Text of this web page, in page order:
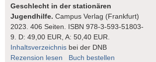
Geschlecht in der stationären
Jugendhilfe.Campus Verlag (Frankfurt)
2023. 406 Seiten. ISBN 978-3-593-51803-
9. D: 49,00 EUR, A: 50,40 EUR.
Inhaltsverzeichnis bei der DNB
Rezension lesen
Buch bestellen